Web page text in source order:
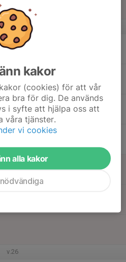
v.25
v.26
kakor
(cookies) för att vår
bra för dig. De används
i syfte att hjälpa oss att
våra tjänster.
vi cookies
alla kakor